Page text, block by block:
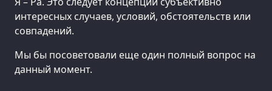
интересных случаев, условий, обстоятельств или
совпадений.
Мы бы посоветовали еще один полный вопрос на
данный момент.